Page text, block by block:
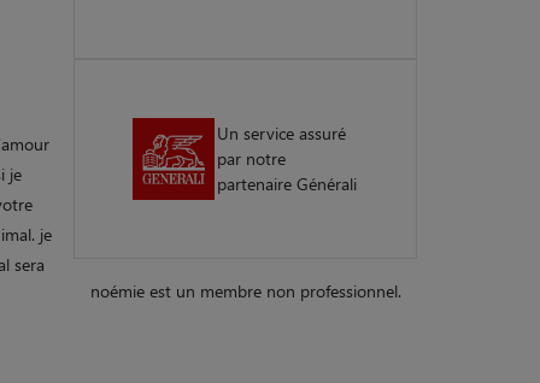
je
je
sera
Un service assuré
par notre
partenaire Générali
noémie est un membre non professionnel.